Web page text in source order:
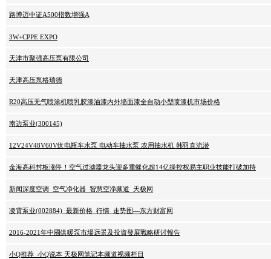
路博迈中证A500指数增强A
3W+CPPE EXPO
天津市聚强高压泵有限公司
天津高压泵格瑞德
R20高压无气喷涂机喷乳胶漆油漆内外墙面漆全自动小型喷漆机市场价格
南边泵业(300145)
12V24V48V60V伏电瓶车水泵 电动车抽水泵 农用抽水机 韩羽直流潜
金海高科封板涨停！空气过滤器龙头迎多重催化超14亿操控权易主职业技能打破加持
新闻深度空调_空气净化器_智慧空净频道_天极网
凌霄泵业(002884)_最新价格_行情_走势图—东方财富网
2016-2021年中國供暖泵市場远景及投資發展戰略研讨報告
小Q推荐_小Q说本 天极网笔记本频道视频栏目